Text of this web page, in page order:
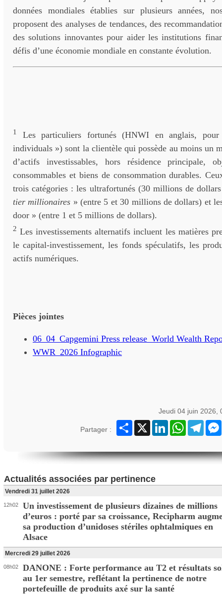
données mondiales établies sur plusieurs années,
proposent des analyses de tendances, des
des solutions innovantes pour aider les institutions
défis d’une économie mondiale en constante évolution.
1
Les particuliers fortunés (HNWI en anglais,
individuals ») sont la clientèle qui possède au moins un
d’actifs investissables, hors résidence principale,
consommables et biens de consommation durables.
trois catégories : les ultrafortunés (30 millions de
tier millionaires » (entre 5 et 30 millions de dollars) et
door » (entre 1 et 5 millions de dollars).
2 Les investissements alternatifs incluent les matières
le capital-investissement, les fonds spéculatifs, les
actifs numériques.
Pièces jointes
06_04_Capgemini Press release_World Wealth
WWR_2026 Infographic
Jeudi 04 juin 2026,
Partager :
Partager
X LinkedInWhatsApp
Actualités associées par pertinence
Vendredi 31 juillet 2026
12h02
Un investissement de plusieurs dizaines de millions
d’euros : porté par sa croissance, Recipharm
sa production d’unidoses stériles ophtalmiques en
Alsace
Mercredi 29 juillet 2026
08h02
DANONE : Forte performance au T2 et résultats
au 1er semestre, reflétant la pertinence de notre
portefeuille de produits axé sur la santé